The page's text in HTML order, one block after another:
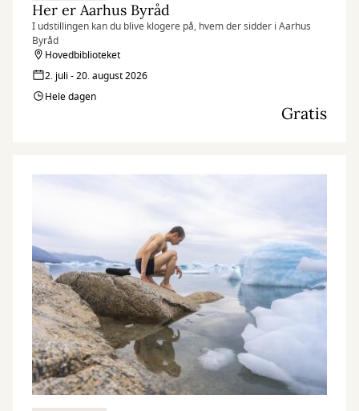
Her er Aarhus Byråd
I udstillingen kan du blive klogere på, hvem der sidder i Aarhus
Byråd
Hovedbiblioteket
2. juli - 20. august 2026
Hele dagen
Gratis